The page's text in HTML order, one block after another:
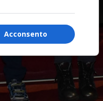
Acconsento